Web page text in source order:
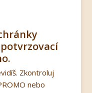
Zkontroluj
nebo